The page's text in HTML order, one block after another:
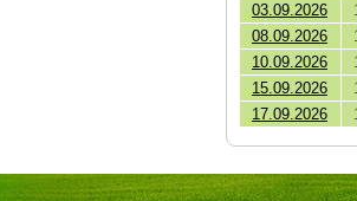
03.09.2026
08.09.2026
10.09.2026
15.09.2026
17.09.2026